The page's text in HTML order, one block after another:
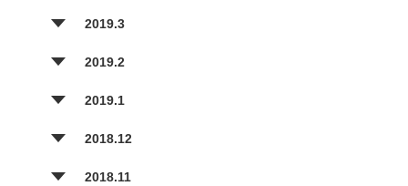
2019.3
2019.2
2019.1
2018.12
2018.11